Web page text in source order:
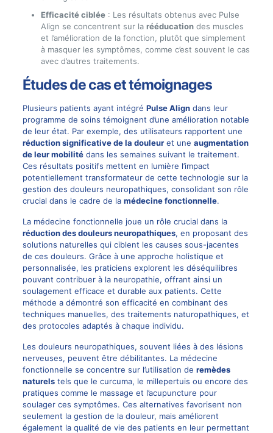
Efficacité ciblée: Les résultats obtenus avec Pulse
Align se concentrent sur la rééducationdes muscles
et l’amélioration de la fonction, plutôt que simplement
à masquer les symptômes, comme c’est souvent le cas
avec d’autres traitements.
Études de cas et témoignages
Plusieurs patients ayant intégré Pulse Aligndans leur
programme de soins témoignent d’une amélioration notable
de leur état. Par exemple, des utilisateurs rapportent une
réduction significative de la douleuret une augmentation
de leur mobilitédans les semaines suivant le traitement.
Ces résultats positifs mettent en lumière l’impact
potentiellement transformateur de cette technologie sur la
gestion des douleurs neuropathiques, consolidant son rôle
crucial dans le cadre de la médecine fonctionnelle.
La médecine fonctionnelle joue un rôle crucial dans la
réduction des douleurs neuropathiques, en proposant des
solutions naturelles qui ciblent les causes sous-jacentes
de ces douleurs. Grâce à une approche holistique et
personnalisée, les praticiens explorent les déséquilibres
pouvant contribuer à la neuropathie, offrant ainsi un
soulagement efficace et durable aux patients. Cette
méthode a démontré son efficacité en combinant des
techniques manuelles, des traitements naturopathiques, et
des protocoles adaptés à chaque individu.
Les douleurs neuropathiques, souvent liées à des lésions
nerveuses, peuvent être débilitantes. La médecine
fonctionnelle se concentre sur l’utilisation de remèdes
naturelstels que le curcuma, le millepertuis ou encore des
pratiques comme le massage et l’acupuncture pour
soulager ces symptômes. Ces alternatives favorisent non
seulement la gestion de la douleur, mais améliorent
également la qualité de vie des patients en leur permettant